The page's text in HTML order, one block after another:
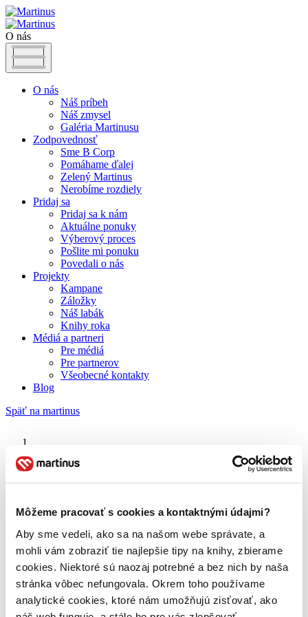
Môžeme pracovať s cookies a kontaktnými údajmi?
Aby sme vedeli, ako sa na našom webe správate, a
mohli vám zobraziť tie najlepšie tipy na knihy, zbierame
cookies. Niektoré sú naozaj potrebné a bez nich by naša
stránka vôbec nefungovala. Okrem toho používame
analytické cookies, ktoré nám umožňujú zisťovať, ako
O nás
O nás
Náš príbeh
Náš zmysel
Galéria Martinusu
Zodpovednosť
Sme B Corp
Pomáhame ďalej
Zelený Martinus
Nerobíme rozdiely
Pridaj sa
Pridaj sa k nám
Aktuálne ponuky
Výberový proces
Pošlite mi ponuku
Povedali o nás
Projekty
Kampane
Záložky
Náš labák
Knihy roka
Médiá a partneri
Pre médiá
Pre partnerov
Všeobecné kontakty
Blog
Späť na martinus
Školský výlet
O nás
Náš príbeh
Galéria Martinusu
Zodpovednosť
Sme B Corp